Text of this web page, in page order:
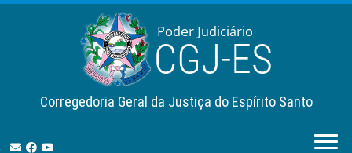
Corregedoria Geral da Justiça do Espírito Santo